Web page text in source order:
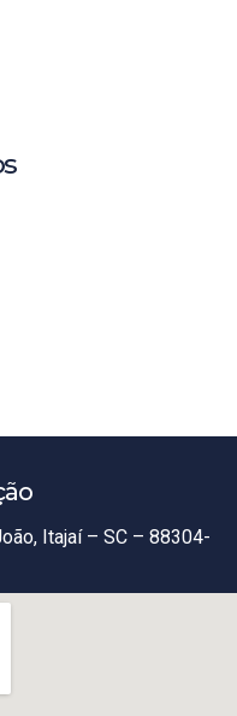
Itajaí – SC – 88304-